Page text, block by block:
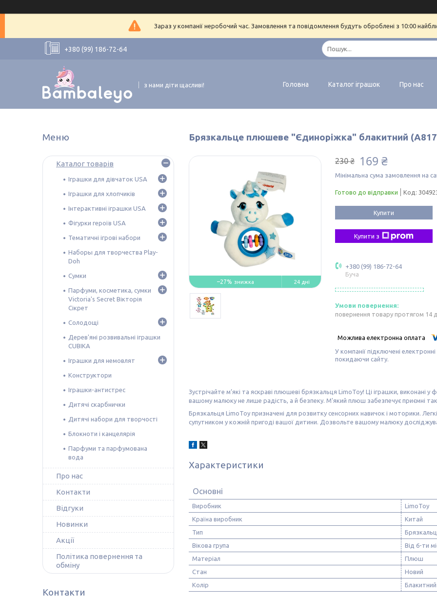
Зараз у компанії неробочий час. Замовлення та повідомлення будуть оброблені з 10:00
+380 (99) 186-72-64
з нами діти щасливі! Головна Каталог іграшок Про нас
Брязкальце плюшеве "Єдиноріжка" блакитний
–27% 24 дні
230 ₴ 169 ₴
Мінімальна сума замовлення на
Готово до відправки Код:
Купити
Купити з
+380 (99) 186-72-64
Буча
повернення товару протягом 14
У компанії підключені
покидаючи сайту.
Зустрічайте м’які та яскраві плюшеві брязкальця LimoToy! Ці іграшки, виконані
вашому малюку не лише радість, а й безпеку. М'який плюш забезпечує приємні
Брязкальця LimoToy призначені для розвитку сенсорних навичок і моторики.
супутником у кожній пригоді вашої дитини. Дозвольте вашому малюку
Характеристики
Основні
Виробник
LimoToy
Країна виробник
Китай
Тип
Вікова група
Від 6-ти
Матеріал
Плюш
Стан
Новий
Колір
Блакитний
Каталог товарів
Іграшки для дівчаток USA
Іграшки для хлопчиків
Інтерактивні іграшки USA
Фігурки героїв USA
Тематичні ігрові набори
Наборы для творчества Play-
Doh
Сумки
Парфуми, косметика, сумки
Victoria's Secret Вікторія
Сікрет
Солодощі
Дерев'яні розвивальні іграшки
CUBIKA
Іграшки для немовлят
Конструктори
Іграшки-антистрес
Дитячі скарбнички
Дитячі набори для творчості
Блокноти і канцелярія
Парфуми та парфумована
вода
Про нас
Контакти
Відгуки
Новинки
Акції
Політика повернення та
обміну
Контакти